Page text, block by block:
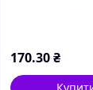
170.30₴